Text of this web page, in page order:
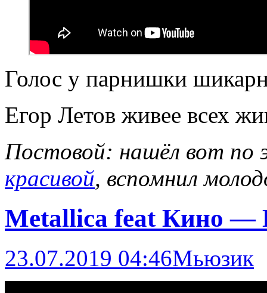
Голос у парнишки
Егор Летов живее всех
Постовой: нашёл вот по
красивой, вспомнил
Metallica feat Кино —
23.07.2019 04:46Мьюзик